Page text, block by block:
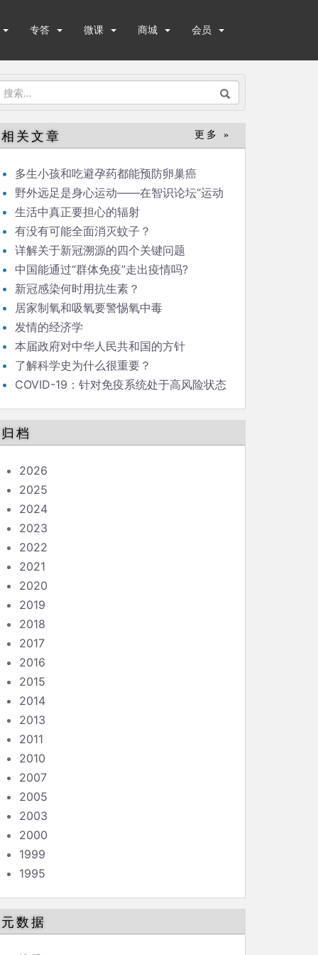
专答 微课 商城 会员
搜
：
相关文章 更多 »
多生小孩和吃避孕药都能预防卵巢癌
野外远足是身心运动——在智识论坛“运动
与健康”的发言
生活中真正要担心的辐射
有没有可能全面消灭蚊子？
详解关于新冠溯源的四个关键问题
中国能通过“群体免疫”走出疫情吗?
新冠感染何时用抗生素？
居家制氧和吸氧要警惕氧中毒
发情的经济学
本届政府对中华人民共和国的方针
了解科学史为什么很重要？
COVID-19：针对免疫系统处于高风险状态
归档
2026
2025
2024
2023
2022
2021
2020
2019
2018
2017
2016
2015
2014
2013
2011
2010
2007
2005
2003
2000
1999
1995
元数据